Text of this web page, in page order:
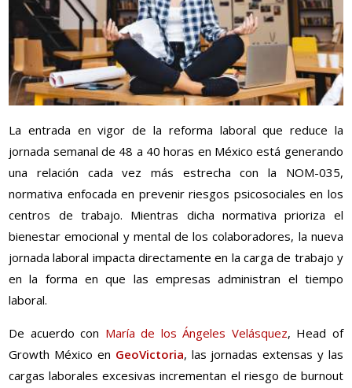
La entrada en vigor de la reforma laboral que reduce la
jornada semanal de 48 a 40 horas en México está generando
una relación cada vez más estrecha con la NOM-035,
normativa enfocada en prevenir riesgos psicosociales en los
centros de trabajo. Mientras dicha normativa prioriza el
bienestar emocional y mental de los colaboradores, la nueva
jornada laboral impacta directamente en la carga de trabajo y
en la forma en que las empresas administran el tiempo
laboral.
De acuerdo con María de los Ángeles Velásquez, Head of
Growth México en GeoVictoria, las jornadas extensas y las
cargas laborales excesivas incrementan el riesgo de burnout